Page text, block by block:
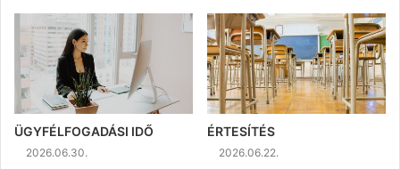
ÜGYFÉLFOGADÁSI IDŐ
2026.06.30.
ÉRTESÍTÉS
2026.06.22.